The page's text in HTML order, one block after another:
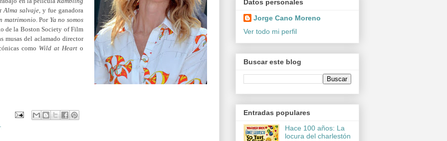
Alma salvaje , y fue ganadora
matrimonio . Por Ya no somos
de la Boston Society of Film
musas del aclamado director
como Wild at Hearto
Datos personales
Jorge Cano Moreno
Ver todo mi perfil
Buscar este blog
Entradas populares
Hace 100 años: La
locura del charlestón